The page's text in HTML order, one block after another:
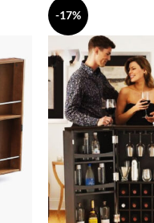
-17%